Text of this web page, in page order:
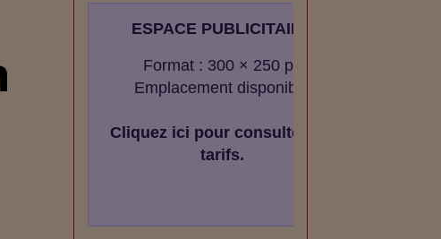
ESPACE PUBLICITAIRE
Format : 300 × 250 px
Emplacement disponible
Cliquez ici pour consulter les
tarifs.